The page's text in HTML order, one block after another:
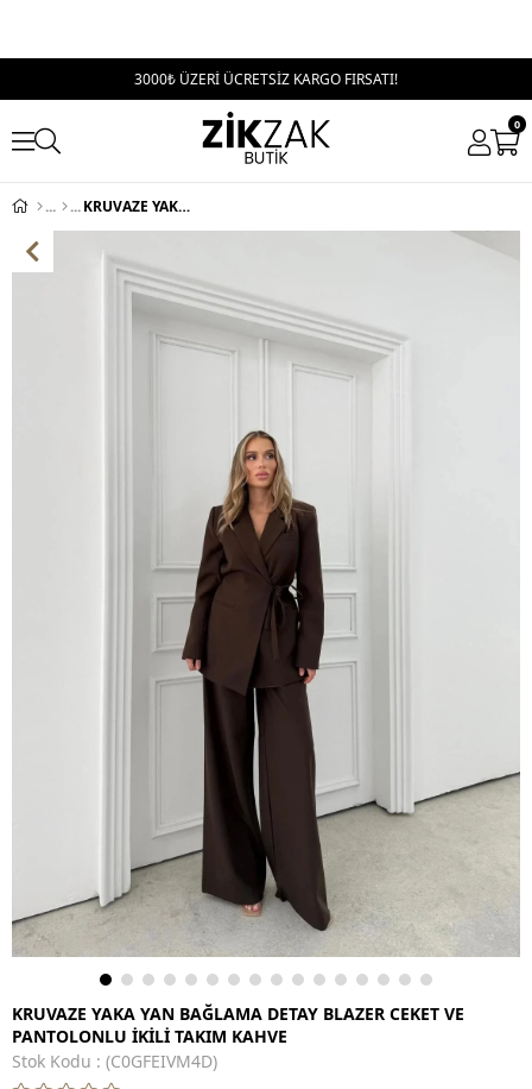
3000₺ ÜZERİ ÜCRETSİZ KARGO FIRSATI!
0
KRUVAZE YAKA YAN BAĞLAMA DETAY BLAZER CEKET VE PANTOLONLU İKİLİ TAKIM KAHVE
KRUVAZE YAKA YAN BAĞLAMA DETAY BLAZER CEKET VE
PANTOLONLU İKİLİ TAKIM KAHVE
Stok Kodu
(C0GFEIVM4D)